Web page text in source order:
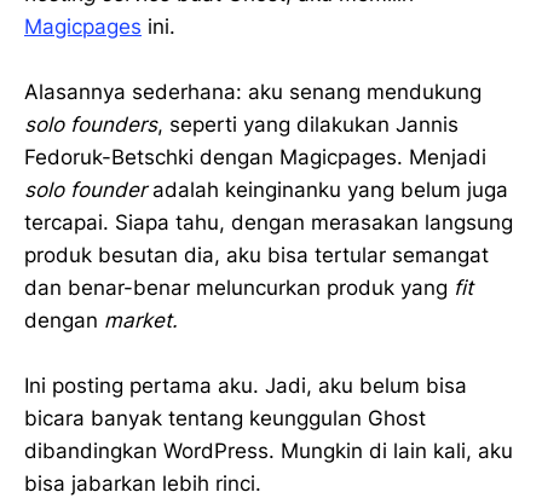
Magicpages ini.
Alasannya sederhana: aku senang mendukung
solo founders, seperti yang dilakukan Jannis
Fedoruk-Betschki dengan Magicpages. Menjadi
solo founderadalah keinginanku yang belum juga
tercapai. Siapa tahu, dengan merasakan langsung
produk besutan dia, aku bisa tertular semangat
dan benar-benar meluncurkan produk yang fit
dengan market.
Ini posting pertama aku. Jadi, aku belum bisa
bicara banyak tentang keunggulan Ghost
dibandingkan WordPress. Mungkin di lain kali, aku
bisa jabarkan lebih rinci.